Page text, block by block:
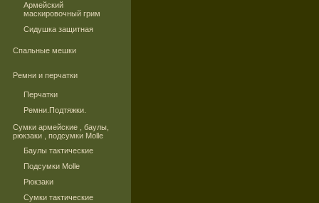
Армейский
маскировочный грим
Сидушка защитная
Спальные мешки
Ремни и перчатки
Перчатки
Ремни.Подтяжки.
Сумки армейские , баулы,
рюкзаки , подсумки Molle
Баулы тактические
Подсумки Molle
Рюкзаки
Сумки тактические